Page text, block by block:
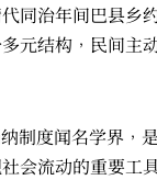
同治年间巴县
结构，民间主
度闻名学界，
会流动的重要